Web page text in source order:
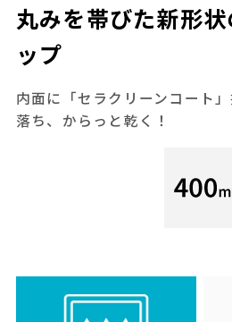
丸みを帯びた新形
ップ
内面に「セラクリーンコート
落ち、からっと乾く！